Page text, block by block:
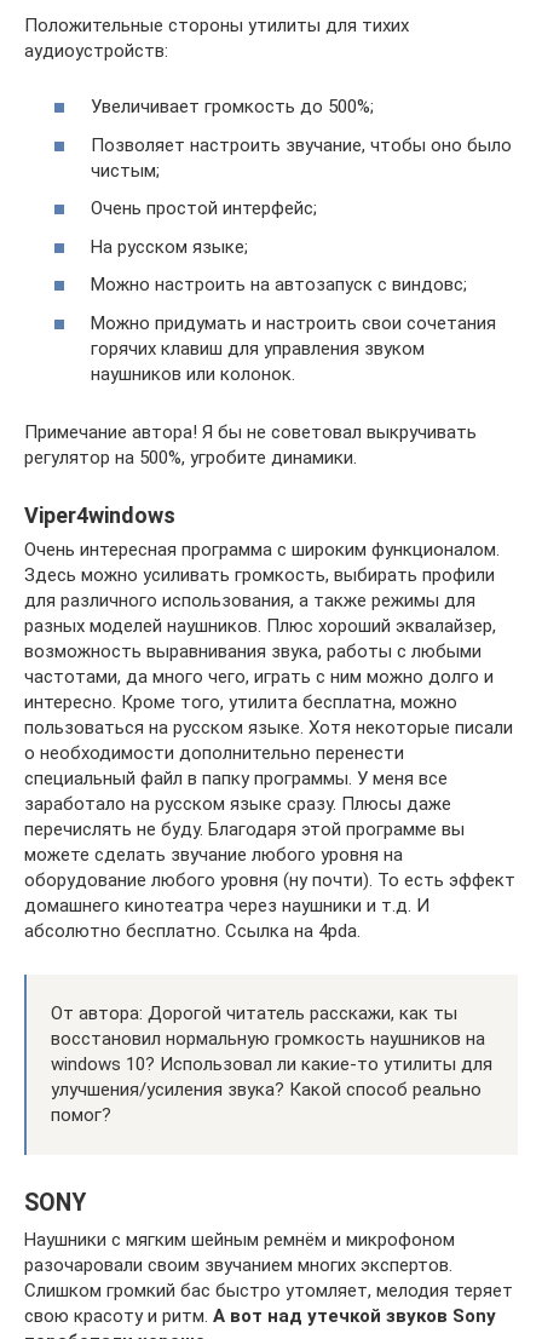
Положительные стороны утилиты для тихих
аудиоустройств:
Увеличивает громкость до 500%;
Позволяет настроить звучание, чтобы оно было
чистым;
Очень простой интерфейс;
На русском языке;
Можно настроить на автозапуск с виндовс;
Можно придумать и настроить свои сочетания
горячих клавиш для управления звуком
наушников или колонок.
Примечание автора! Я бы не советовал выкручивать
регулятор на 500%, угробите динамики.
Viper4windows
Очень интересная программа с широким функционалом.
Здесь можно усиливать громкость, выбирать профили
для различного использования, а также режимы для
разных моделей наушников. Плюс хороший эквалайзер,
возможность выравнивания звука, работы с любыми
частотами, да много чего, играть с ним можно долго и
интересно. Кроме того, утилита бесплатна, можно
пользоваться на русском языке. Хотя некоторые писали
о необходимости дополнительно перенести
специальный файл в папку программы. У меня все
заработало на русском языке сразу. Плюсы даже
перечислять не буду. Благодаря этой программе вы
можете сделать звучание любого уровня на
оборудование любого уровня (ну почти). То есть эффект
домашнего кинотеатра через наушники и т.д. И
абсолютно бесплатно. Ссылка на 4pda.
От автора: Дорогой читатель расскажи, как ты
восстановил нормальную громкость наушников на
windows 10? Использовал ли какие-то утилиты для
улучшения/усиления звука? Какой способ реально
помог?
SONY
Наушники с мягким шейным ремнём и микрофоном
разочаровали своим звучанием многих экспертов.
Слишком громкий бас быстро утомляет, мелодия теряет
свою красоту и ритм. А вот над утечкой звуков Sony